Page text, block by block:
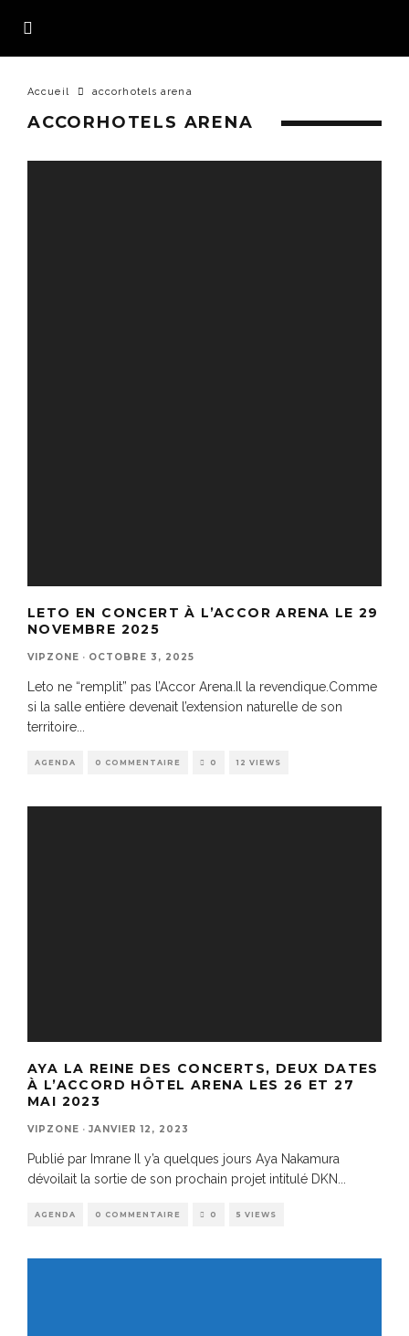
Accueil accorhotels arena
ACCORHOTELS ARENA
LETO EN CONCERT À L’ACCOR ARENA LE 29
NOVEMBRE 2025
VIPZONE · OCTOBRE 3, 2025
Leto ne “remplit” pas l’Accor Arena.Il la revendique.Comme
si la salle entière devenait l’extension naturelle de son
territoire
AGENDA 0 COMMENTAIRE 0 12 VIEWS
AYA LA REINE DES CONCERTS, DEUX DATES
À L’ACCORD HÔTEL ARENA LES 26 ET 27
MAI 2023
VIPZONE · JANVIER 12, 2023
Publié par Imrane Il y’a quelques jours Aya Nakamura
dévoilait la sortie de son prochain projet intitulé DKN...
AGENDA 0 COMMENTAIRE 0 5 VIEWS